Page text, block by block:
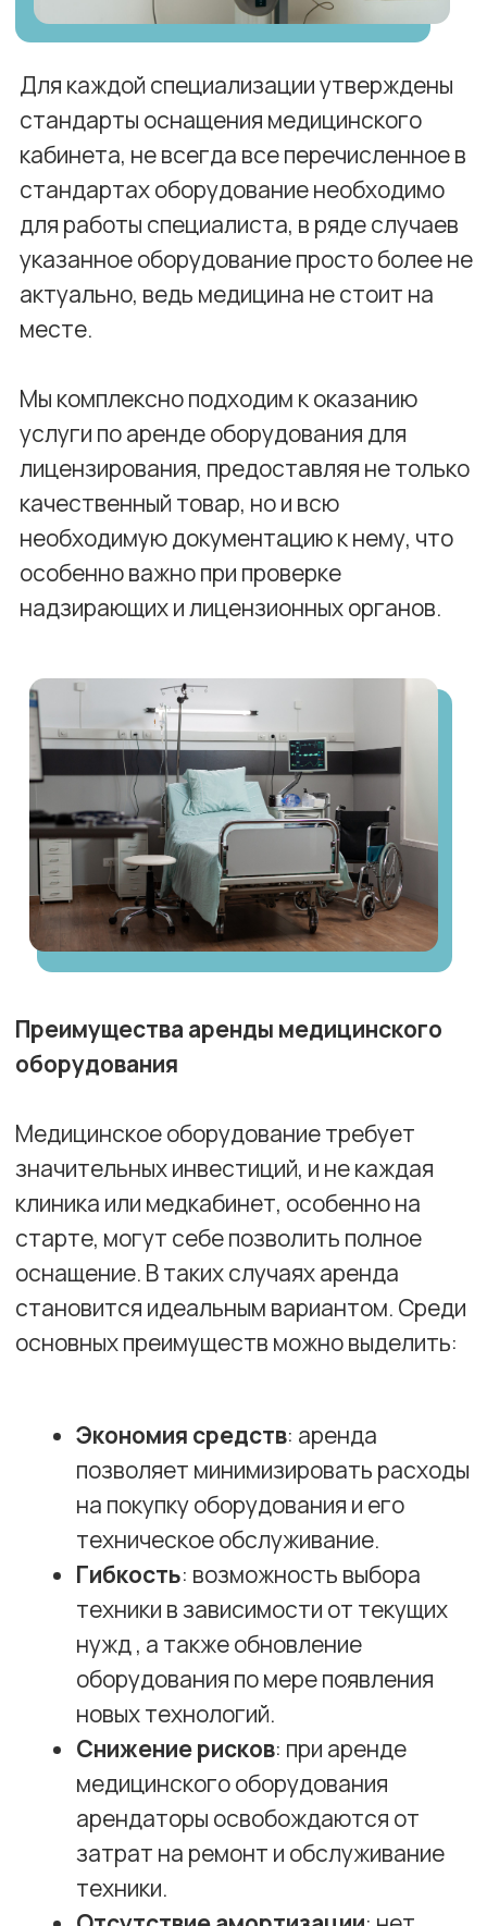
Аренда медицинского оборудования—
это современное и выгодное решение для
клиник и медкабинетов разных
организаций, которые хотят
минимизировать затраты и ускорить
процесс лицензирования. Выбирая
аренду, вы получаете доступ к новейшей
технике, возможность быстро
адаптироваться к изменениям и улучшать
качество предоставляемых услуг. Если вы
планируете открыть медицинский центр
или расширить спектр услуг, аренда
Преимущества аренды медицинского
оборудования
Медицинское оборудование требует
значительных инвестиций, и не каждая
клиника или медкабинет, особенно на
старте, могут себе позволить полное
оснащение. В таких случаях аренда
основных преимуществ можно выделить:
Экономия средств : аренда
позволяет минимизировать расходы
на покупку оборудования и его
техническое обслуживание.
Гибкость
: возможность выбора
техники в зависимости от текущих
нужд , а также обновление
Снижение рисков: при аренде
медицинского оборудования
арендаторы освобождаются от
затрат на ремонт и обслуживание
техники.
Отсутствие амортизации : нет
необходимости учитывать износ
оборудования, что упрощает
бухгалтерский учет.
Как выбрать медицинское
оборудование для аренды?
При выборе медицинского оборудования
Цель аренды: если оборудование
важно убедиться, что оно
соответствует всем требованиям
законодательства и стандартам.
Срок аренды: необходимо заранее
определить, на какой период
времени требуется аренда — от
нескольких месяцев до нескольких
лет.
Наличие сервисного
обслуживания: важно, чтобы
ремонту оборудования.
Репутация компании : выбирайте
проверенных поставщиков, которые
предоставляют гарантии качества и
соблюдают все условия договора.
Отсутствие амортизации: нет
необходимости учитывать износ
оборудования, что упрощает
бухгалтерский учет.